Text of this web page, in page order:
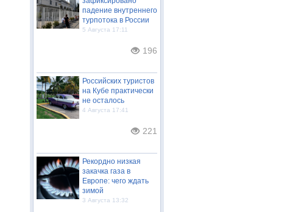
падение внутреннего
турпотока в России
5 Августа 17:11
196
Российских туристов
на Кубе практически
не осталось
4 Августа 17:41
221
Рекордно низкая
закачка газа в
Европе: чего ждать
зимой
3 Августа 13:32